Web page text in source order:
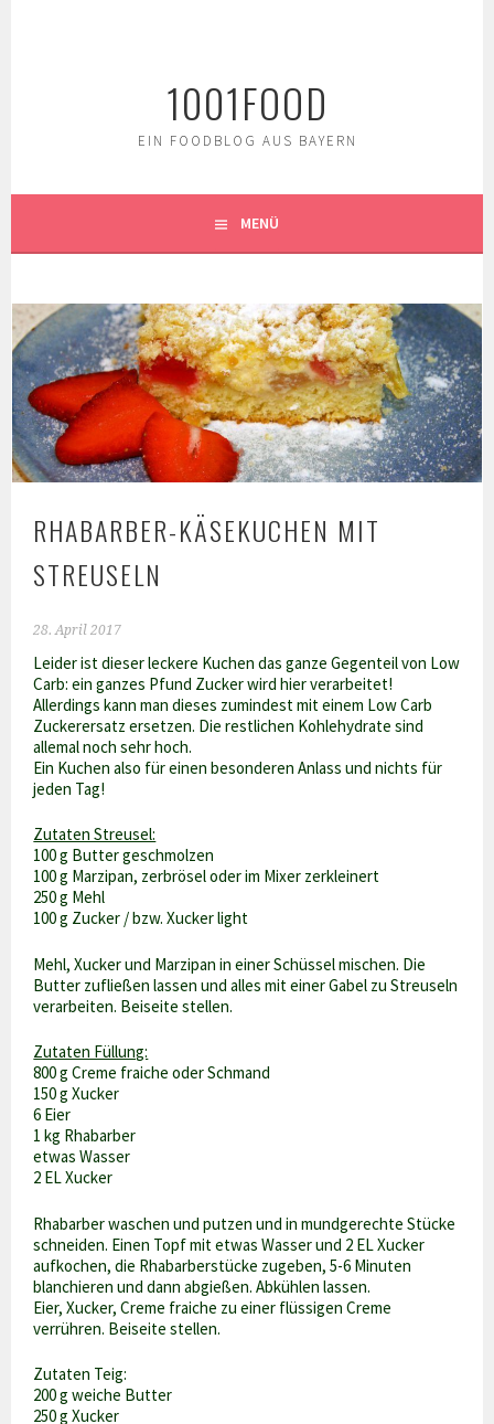
1001FOOD
EIN FOODBLOG AUS BAYERN
MENÜ
RHABARBER-KÄSEKUCHEN MIT
STREUSELN
28. April 2017
Leider ist dieser leckere Kuchen das ganze Gegenteil von Low
Carb: ein ganzes Pfund Zucker wird hier verarbeitet!
Allerdings kann man dieses zumindest mit einem Low Carb
Zuckerersatz ersetzen. Die restlichen Kohlehydrate sind
allemal noch sehr hoch.
Ein Kuchen also für einen besonderen Anlass und nichts für
jeden Tag!
Zutaten Streusel:
100 g Butter geschmolzen
100 g Marzipan, zerbrösel oder im Mixer zerkleinert
250 g Mehl
100 g Zucker / bzw. Xucker light
Mehl, Xucker und Marzipan in einer Schüssel mischen. Die
Butter zufließen lassen und alles mit einer Gabel zu Streuseln
verarbeiten. Beiseite stellen.
Zutaten Füllung:
800 g Creme fraiche oder Schmand
150 g Xucker
6 Eier
1 kg Rhabarber
etwas Wasser
2 EL Xucker
Rhabarber waschen und putzen und in mundgerechte Stücke
schneiden. Einen Topf mit etwas Wasser und 2 EL Xucker
aufkochen, die Rhabarberstücke zugeben, 5-6 Minuten
blanchieren und dann abgießen. Abkühlen lassen.
Eier, Xucker, Creme fraiche zu einer flüssigen Creme
verrühren. Beiseite stellen.
Zutaten Teig:
200 g weiche Butter
250 g Xucker